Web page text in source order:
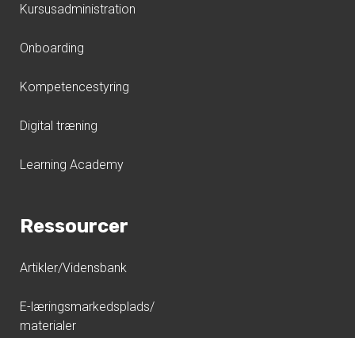
Kursusadministration
Onboarding
Kompetencestyring
Digital træning
Learning Academy
Ressourcer
Artikler/Vidensbank
E-læringsmarkedsplads/
materialer